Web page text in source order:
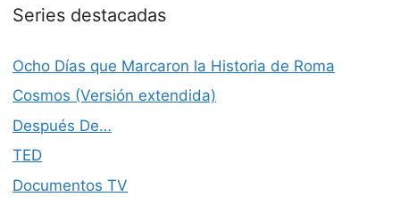
Series destacadas
Ocho Días que Marcaron la Historia de Roma
Cosmos (Versión extendida)
Después De…
TED
Documentos TV